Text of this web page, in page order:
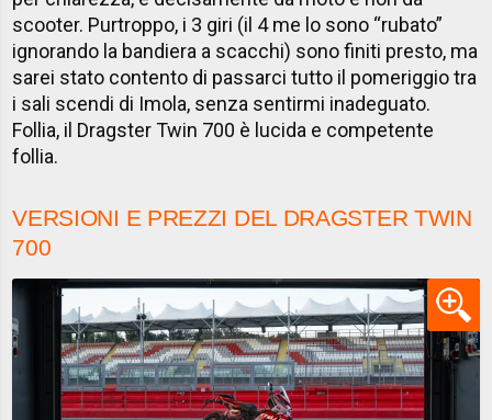
scooter. Purtroppo, i 3 giri (il 4 me lo sono “rubato”
ignorando la bandiera a scacchi) sono finiti presto, ma
sarei stato contento di passarci tutto il pomeriggio tra
i sali scendi di Imola, senza sentirmi inadeguato.
Follia, il Dragster Twin 700 è lucida e competente
follia.
VERSIONI E PREZZI DEL DRAGSTER TWIN
700